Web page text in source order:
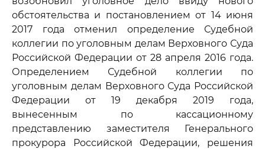
обстоятельства и постановлением от 14 июня
2017 года отменил определение Судебной
коллегии по уголовным делам Верховного Суда
Российской Федерации от 28 апреля 2016 года.
Определением Судебной коллегии по
уголовным делам Верховного Суда Российской
Федерации от 19 декабря 2019 года,
вынесенным по кассационному
представлению заместителя Генерального
прокурора Российской Федерации, решения